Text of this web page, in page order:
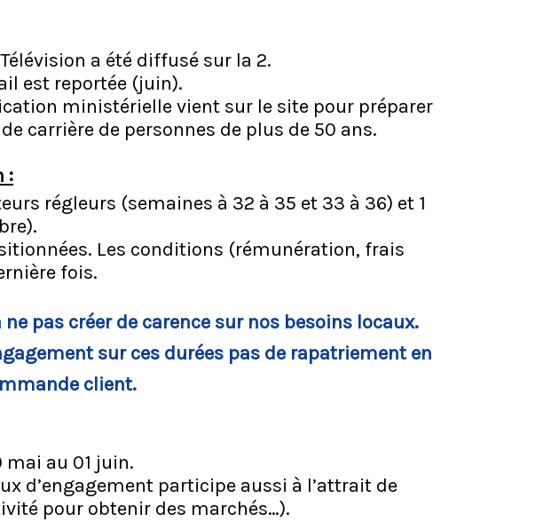
a été diffusé sur la 2.
est reportée (juin).
ministérielle vient sur le site pour préparer
carrière de personnes de plus de 50 ans.
:
régleurs (semaines à 32 à 35 et 33 à 36) et 1
Les conditions (rémunération, frais
fois.
ne pas créer de carence sur nos besoins locaux.
sur ces durées pas de rapatriement en
client.
mai au 01 juin.
d’engagement participe aussi à l’attrait de
pour obtenir des marchés…).